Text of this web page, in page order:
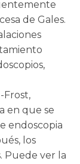
de Gales.
Frost,
en que se
endoscopia
los
Puede ver la